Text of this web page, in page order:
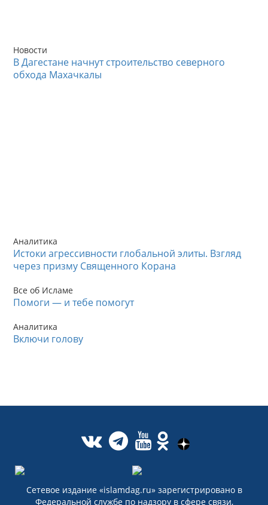
Новости
В Дагестане начнут строительство северного
обхода Махачкалы
Аналитика
Истоки агрессивности глобальной элиты. Взгляд
через призму Священного Корана
Все об Исламе
Помоги — и тебе помогут
Аналитика
Включи голову
Сетевое издание «islamdag.ru» зарегистрировано в
Федеральной службе по надзору в сфере связи,